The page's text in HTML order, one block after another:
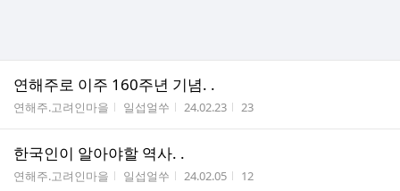
연해주로 이주 160주년 기념. .
게시판명
연해주.고려인마을 작성자
일섭얼쑤 작성시간
24.02.23 조회수
23
한국인이 알아야할 역사. .
게시판명
연해주.고려인마을 작성자
일섭얼쑤 작성시간
24.02.05 조회수
12